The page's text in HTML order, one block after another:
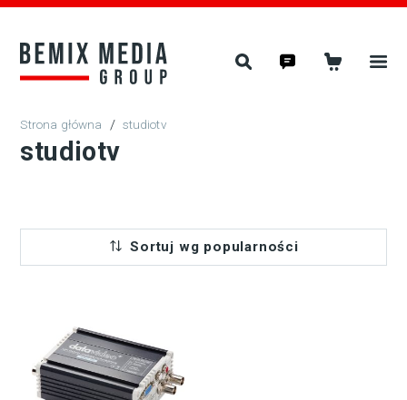
/ studiotv
studiotv
Sortuj wg popularności